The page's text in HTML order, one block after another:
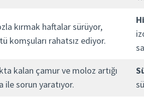
kırmak haftalar sürüyor,
komşuları rahatsız ediyor.
kalan çamur ve moloz artığı
ile sorun yaratıyor.